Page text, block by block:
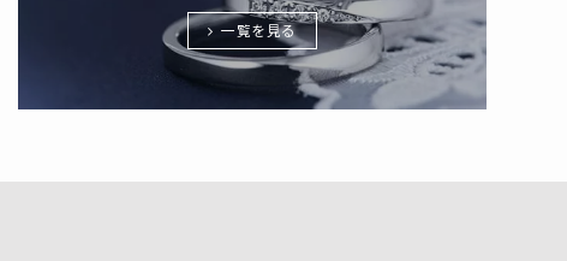
一覧を見る